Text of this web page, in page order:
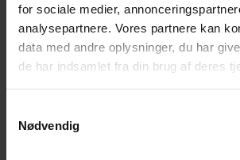
for sociale medier,
analysepartnere. Vores partnere kan
data med andre oplysninger, du har
de har indsamlet fra din brug af deres
Nødvendig